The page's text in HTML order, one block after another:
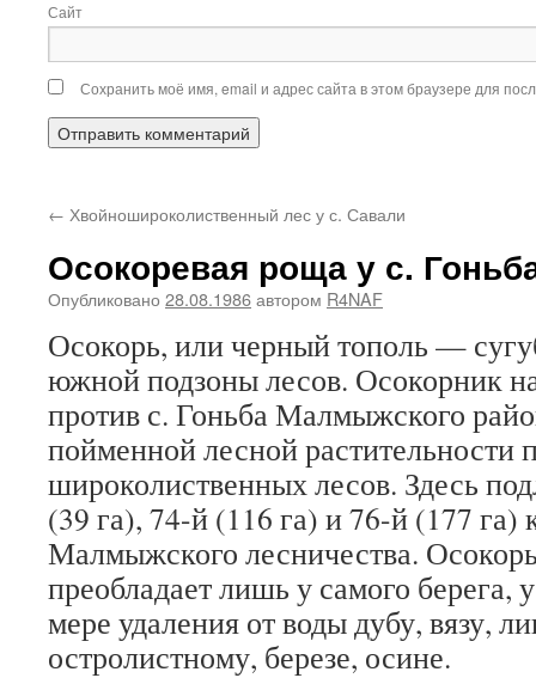
Сайт
Сохранить моё имя, email и адрес сайта в этом браузере для
← Хвойношироколиственный лес у с. Савали
Осокоревая роща у с.
Опубликовано 28.08.1986автором R4NAF
Осокорь, или черный тополь —
южной подзоны лесов. Осокорник
против с. Гоньба Малмыжского
пойменной лесной растительности
широколиственных лесов. Здесь
(39 га), 74-й (116 га) и 76-й (177 га)
Малмыжского лесничества.
преобладает лишь у самого берега,
мере удаления от воды дубу, вязу,
остролистному, березе, осине.